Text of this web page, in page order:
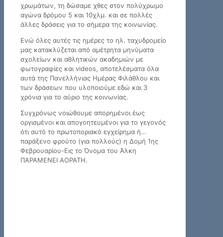
χρωμάτων, τη δώσαμε χθες στον πολύχρωμο
αγώνα δρόμου 5 και 10χλμ. και σε πολλές
άλλες δράσεις για το σήμερα της κοινωνίας.
Ενώ όλες αυτές τις ημέρες το ηλ. ταχυδρομείο
μας κατακλύζεται από αμέτρητα μηνύματα
σχολείων και αθλητικών ακαδημιών με
φωτογραφίες και videos, αποτελέσματα όλα
αυτά της Πανελλήνιας Ημέρας Φιλάθλου και
των δράσεων που υλοποιούμε εδώ και 3
χρόνια για το αύριο της κοινωνίας.
Συγχρόνως νοιώθουμε απορημένοι έως
οργισμένοι και απογοητευμένοι για το γεγονός
ότι αυτό το πρωτοποριακό εγχείρημα ή…
παράξενο φρούτο (για πολλούς) η Δομή 1ης
Φεβρουαρίου-Εις το Όνομα του Άλκη
ΠΑΡΑΜΕΝΕΙ ΑΟΡΑΤΗ.